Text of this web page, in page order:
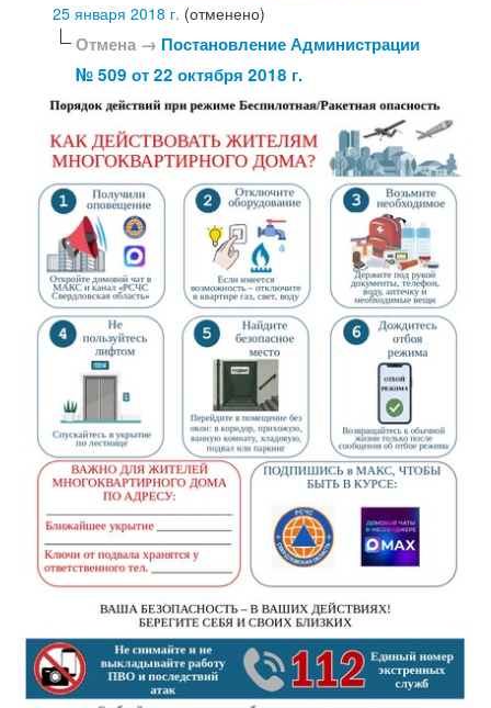
25 января 2018 г. (отменено)
Отмена → Постановление Администрации
№ 509 от 22 октября 2018 г.